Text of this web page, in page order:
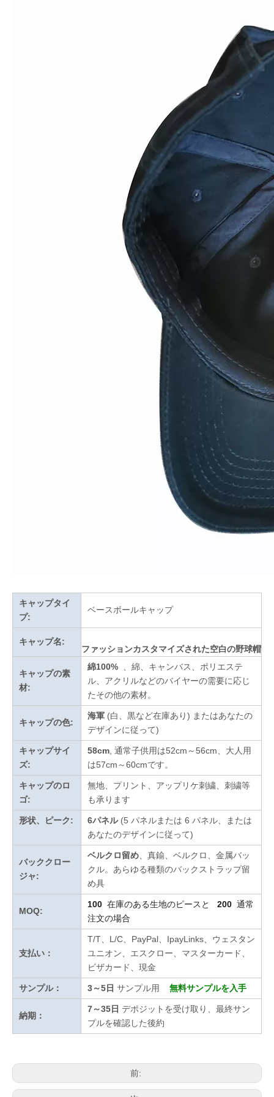
キャップタイ
プ:
ベースボールキャップ
キャップ名:
ファッションカスタマイズされた空白の野球帽
キャップの素
材:
綿100%
、綿、キャンバス、ポリエステ
ル、アクリルなどのバイヤーの需要に応じ
たその他の素材。
キャップの色:
海軍 (白、黒など在庫あり) またはあなたの
デザインに従って)
キャップサイ
ズ:
58cm , 通常子供用は52cm～56cm、大人用
は57cm～60cmです。
キャップのロ
ゴ:
無地、プリント、アップリケ刺繍、刺繍等
も承ります
形状、ピーク: 6パネル (5 パネルまたは 6 パネル、または
あなたのデザインに従って)
バッククロー
ジャ:
ベルクロ留め 、真鍮、ベルクロ、金属バッ
クル。あらゆる種類のバックストラップ留
め具
MOQ:
100 在庫のある生地のピースと 200 通常
注文の場合
支払い：
T/T、L/C、PayPal、IpayLinks、ウェスタン
ユニオン、エスクロー、マスターカード、
ビザカード、現金
サンプル： 3～5日 サンプル用 無料サンプルを入手
納期：
7～35日 デポジットを受け取り、最終サン
プルを確認した後約
前: